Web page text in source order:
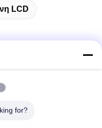
LCD
Longhua, Σενζέν
for?